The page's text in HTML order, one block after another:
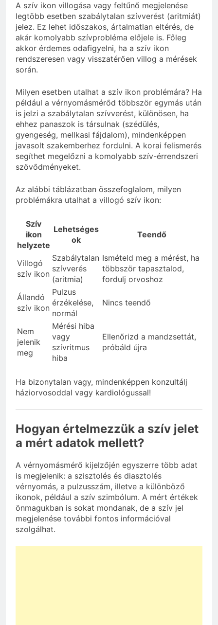
A szív ikon villogása vagy feltűnő megjelenése
legtöbb esetben szabálytalan szívverést (aritmiát)
jelez. Ez lehet időszakos, ártalmatlan eltérés, de
akár komolyabb szívprobléma előjele is. Főleg
akkor érdemes odafigyelni, ha a szív ikon
rendszeresen vagy visszatérően villog a mérések
során.
Milyen esetben utalhat a szív ikon problémára? Ha
például a vérnyomásmérőd többször egymás után
is jelzi a szabálytalan szívverést, különösen, ha
ehhez panaszok is társulnak (szédülés,
gyengeség, mellkasi fájdalom), mindenképpen
javasolt szakemberhez fordulni. A korai felismerés
segíthet megelőzni a komolyabb szív-érrendszeri
szövődményeket.
Az alábbi táblázatban összefoglalom, milyen
problémákra utalhat a villogó szív ikon:
Szív
ikon
helyzete
Lehetséges
ok
Teendő
Villogó
szív ikon
Szabálytalan
szívverés
(aritmia)
Ismételd meg a mérést, ha
többször tapasztalod,
fordulj orvoshoz
Állandó
szív ikon
Pulzus
érzékelése,
normál
Nincs teendő
Nem
jelenik
meg
Mérési hiba
vagy
szívritmus
hiba
Ellenőrizd a mandzsettát,
próbáld újra
Ha bizonytalan vagy, mindenképpen konzultálj
háziorvosoddal vagy kardiológussal!
Hogyan értelmezzük a szív jelet
a mért adatok mellett?
A vérnyomásmérő kijelzőjén egyszerre több adat
is megjelenik: a szisztolés és diasztolés
vérnyomás, a pulzusszám, illetve a különböző
ikonok, például a szív szimbólum. A mért értékek
önmagukban is sokat mondanak, de a szív jel
megjelenése további fontos információval
szolgálhat.